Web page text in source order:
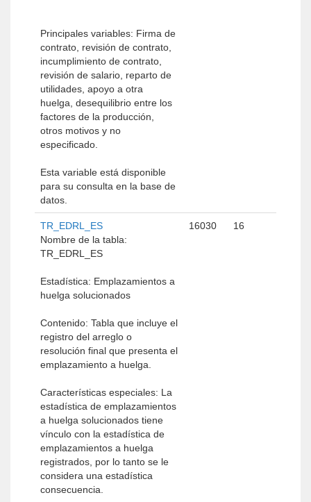
Principales variables: Firma de
contrato, revisión de contrato,
incumplimiento de contrato,
revisión de salario, reparto de
utilidades, apoyo a otra
huelga, desequilibrio entre los
factores de la producción,
otros motivos y no
especificado.
Esta variable está disponible
para su consulta en la base de
datos.
TR_EDRL_ES
Nombre de la tabla:
TR_EDRL_ES
Estadística: Emplazamientos a
huelga solucionados
Contenido: Tabla que incluye el
registro del arreglo o
resolución final que presenta el
emplazamiento a huelga.
Características especiales: La
estadística de emplazamientos
a huelga solucionados tiene
vínculo con la estadística de
emplazamientos a huelga
registrados, por lo tanto se le
considera una estadística
consecuencia.
16030 16